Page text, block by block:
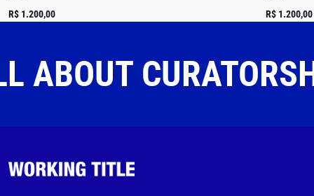
R$ 1.200,00
R$ 1.200,00
ABOUT